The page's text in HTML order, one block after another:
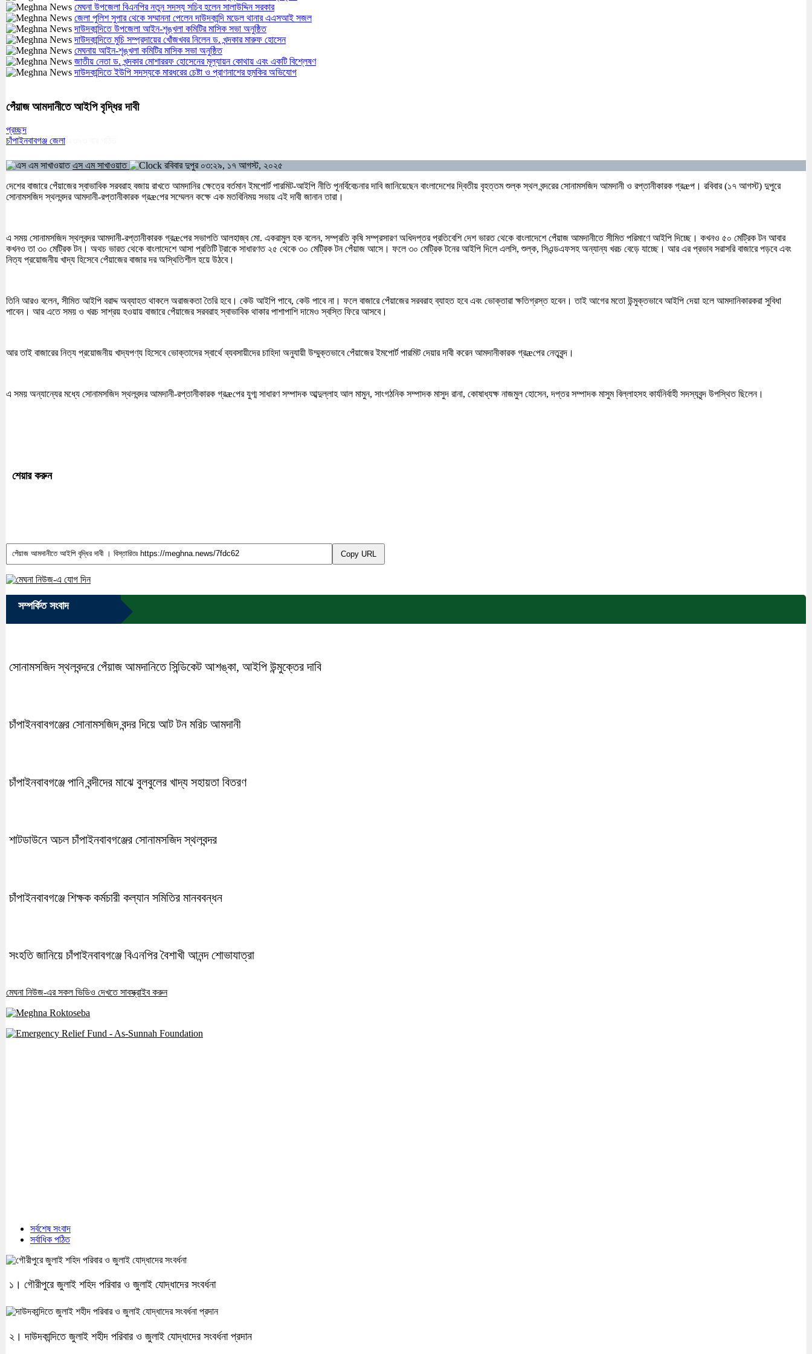
মেঘনা উপজেলা বিএনপির নতুন সদস্য সচিব হলেন সালাউদ্দিন সরকার
জেলা পুলিশ সুপার থেকে সম্মাননা পেলেন দাউদকান্দি মডেল থানার এএসআই সজল
দাউদকান্দিতে উপজেলা আইন-শৃঙ্খলা কমিটির মাসিক সভা অনুষ্ঠিত
দাউদকান্দিতে মুচি সম্প্রদায়ের খোঁজখবর নিলেন ড. খন্দকার মারুফ হোসেন
মেঘনায় আইন-শৃঙ্খলা কমিটির মাসিক সভা অনুষ্ঠিত
জাতীয় নেতা ড. খন্দকার মোশাররফ হোসেনের মূল্যায়ন কোথায় এবং একটি বিশ্লেষণ
দাউদকান্দিতে ইউপি সদস্যকে মারধরের চেষ্টা ও প্রাণনাশের হুমকির অভিযোগ
পেঁয়াজ আমদানীতে আইপি বৃদ্ধির দাবী
প্রচ্ছদ
চাঁপাইনবাবগঞ্জ জেলা
এস এম সাখাওয়াত
রবিবার দুপুর ০৩:২৯, ১৭ আগস্ট, ২০২৫
দেশের বাজারে পেঁয়াজের স্বাভাবিক সরবরাহ বজায় রাখতে আমদানির ক্ষেত্রে বর্তমান ইমপোর্ট পারমিট-আইপি নীতি পূনর্বিবেচনার দাবি জানিয়েছেন বাংলাদেশের দ্বিতীয় বৃহত্তম শুল্ক স্থল বন্দরের সোনামসজিদ আমদানী ও রপ্তানীকারক গ্রæপ। রবিবার (১৭ আগস্ট) দুপুরে
সোনামসজিদ স্থলবন্দর আমদানী-রপ্তানীকারক গ্রæপের সম্মেলন কক্ষে এক মতবিনিময় সভায় এই দাবী জানান তারা।
এ সময় সোনামসজিদ স্থলবন্দর আমদানী-রপ্তানীকারক গ্রæপের সভাপতি আলহাজ্ব মো. একরামুল হক বলেন, সম্প্রতি কৃষি সম্প্রসারণ অধিদপ্তর প্রতিবেশি দেশ ভারত থেকে বাংলাদেশে পেঁয়াজ আমদানীতে সীমিত পরিমাণে আইপি দিচ্ছে। কখনও ৫০ মেট্রিক টন আবার
কখনও তা ৩০ মেট্রিক টন। অথচ ভারত থেকে বাংলাদেশে আসা প্রতিটি ট্রাকে সাধারণত ২৫ থেকে ৩০ মেট্রিক টন পেঁয়াজ আসে। ফলে ৩০ মেট্রিক টনের আইপি দিলে এলসি, শুল্ক, সিএন্ডএফসহ অন্যান্য খরচ বেড়ে যাচ্ছে। আর এর প্রভাব সরাসরি বাজারে পড়বে এবং
নিত্য প্রয়োজনীয় খাদ্য হিসেবে পেঁয়াজের বাজার দর অস্থিতিশীল হয়ে উঠবে।
তিনি আরও বলেন, সীমিত আইপি বরাদ্দ অব্যাহত থাকলে অরাজকতা তৈরি হবে। কেউ আইপি পাবে, কেউ পাবে না। ফলে বাজারে পেঁয়াজের সরবরাহ ব্যাহত হবে এবং ভোক্তারা ক্ষতিগ্রস্ত হবেন। তাই আগের মতো উন্মুক্তভাবে আইপি দেয়া হলে আমদানিকারকরা সুবিধা
পাবেন। আর এতে সময় ও খরচ সাশ্রয় হওয়ায় বাজারে পেঁয়াজের সরবরাহ স্বাভাবিক থাকার পাশাপাশি দামেও স্বস্তি ফিরে আসবে।
আর তাই বাজারের নিত্য প্রয়োজনীয় খাদ্যপণ্য হিসেবে ভোক্তাদের স্বার্থে ব্যবসায়ীদের চাহিদা অনুযায়ী উম্মুক্তভাবে পেঁয়াজের ইমপোর্ট পারমিট দেয়ার দাবী করেন আমদানীকারক গ্রæপের নেতৃবৃন্দ।
এ সময় অন্যান্যের মধ্যে সোনামসজিদ স্থলবন্দর আমদানী-রপ্তানীকারক গ্রæপের যুগ্ম সাধারণ সম্পাদক আব্দুল্লাহ আল মামুন, সাংগঠনিক সম্পাদক মাসুদ রানা, কোষাধ্যক্ষ নাজমুল হোসেন, দপ্তর সম্পাদক মাসুম বিল্লাহসহ কার্যনির্বাহী সদস্যবৃন্দ উপস্থিত ছিলেন।
শেয়ার করুন
Copy URL
সম্পর্কিত সংবাদ
সোনামসজিদ স্থলবন্দরে পেঁয়াজ আমদানিতে সিন্ডিকেট আশঙ্কা, আইপি উন্মুক্তের দাবি
চাঁপাইনবাবগঞ্জের সোনামসজিদ বন্দর দিয়ে আট টন মরিচ আমদানী
চাঁপাইনবাবগঞ্জে পানি বন্দীদের মাঝে বুলবুলের খাদ্য সহায়তা বিতরণ
শাটডাউনে অচল চাঁপাইনবাবগঞ্জের সোনামসজিদ স্থলবন্দর
চাঁপাইনবাবগঞ্জে শিক্ষক কর্মচারী কল্যান সমিতির মানববন্ধন
সংহতি জানিয়ে চাঁপাইনবাবগঞ্জে বিএনপির বৈশাখী আনন্দ শোভাযাত্রা
মেঘনা নিউজ-এর সকল ভিডিও দেখতে সাবস্ক্রাইব করুন
সর্বশেষ সংবাদ
সর্বাধিক পঠিত
১। গৌরীপুরে জুলাই শহিদ পরিবার ও জুলাই যোদ্ধাদের সংবর্ধনা
২। দাউদকান্দিতে জুলাই শহীদ পরিবার ও জুলাই যোদ্ধাদের সংবর্ধনা প্রদান